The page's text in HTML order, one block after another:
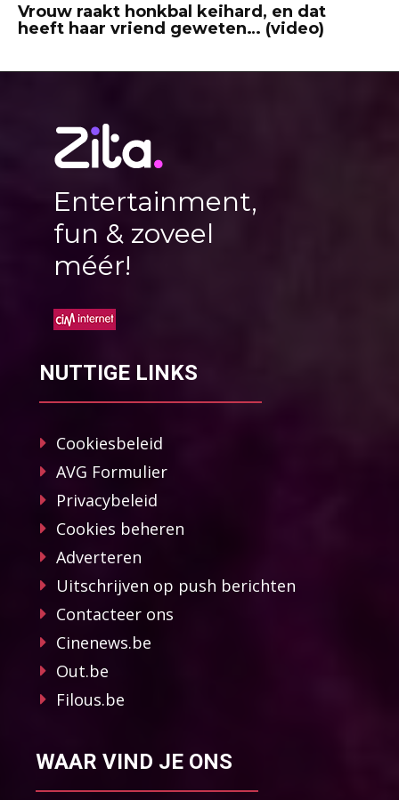
Vrouw raakt honkbal keihard, en dat
heeft haar vriend geweten… (video)
Entertainment,
fun & zoveel
méér!
NUTTIGE LINKS
Cookiesbeleid
AVG Formulier
Privacybeleid
Cookies beheren
Adverteren
Uitschrijven op push berichten
Contacteer ons
Cinenews.be
Out.be
Filous.be
WAAR VIND JE ONS